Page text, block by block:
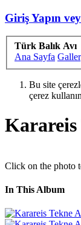
Giriş Yapın
Türk Balık Avı
Ana Sayfa
Bu site
çerez
Karareis
Click on the photo
In This Album